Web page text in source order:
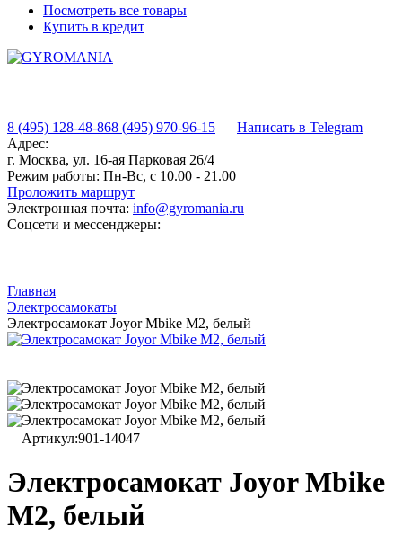
Посмотреть все товары
Купить в кредит
8 (495) 128-48-868 (495) 970-96-15
Написать в Telegram
Адрес:
г. Москва, ул. 16-ая Парковая 26/4
Режим работы: Пн-Вс, с 10.00 - 21.00
Проложить маршрут
Электронная почта: info@gyromania.ru
Соцсети и мессенджеры:
Главная
Электросамокаты
Электросамокат Joyor Mbike M2, белый
Артикул:901-14047
Электросамокат Joyor Mbike
M2, белый